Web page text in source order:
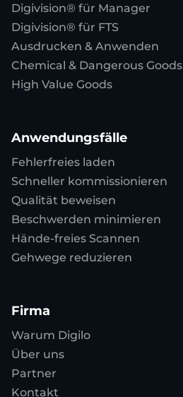
Digivision® für Manager
Digivision® für FTS
Ausdrucken & Anwenden
Chemical & Dangerous Goods
High Value Goods
Anwendungsfälle
Fehlerfreies laden
Schneller kommissionieren
Qualität beweisen
Beschwerden minimieren
Hände-freies Scannen
Gehwege reduzieren
Firma
Warum Digilo
Über uns
Partner
Kontakt